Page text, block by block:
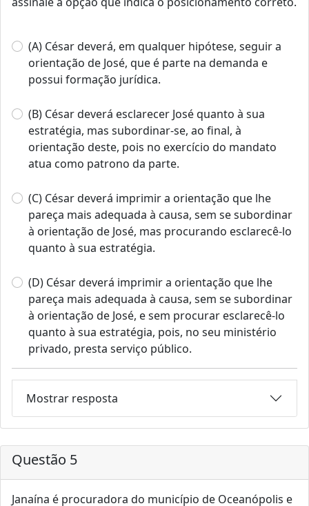
(A) César deverá, em qualquer hipótese, seguir a
orientação de José, que é parte na demanda e
possui formação jurídica.
(B) César deverá esclarecer José quanto à sua
estratégia, mas subordinar-se, ao final, à
orientação deste, pois no exercício do mandato
atua como patrono da parte.
(C) César deverá imprimir a orientação que lhe
pareça mais adequada à causa, sem se subordinar
à orientação de José, mas procurando esclarecê-lo
quanto à sua estratégia.
(D) César deverá imprimir a orientação que lhe
pareça mais adequada à causa, sem se subordinar
à orientação de José, e sem procurar esclarecê-lo
quanto à sua estratégia, pois, no seu ministério
privado, presta serviço público.
Mostrar resposta
Questão 5
Janaína é procuradora do município de Oceanópolis e